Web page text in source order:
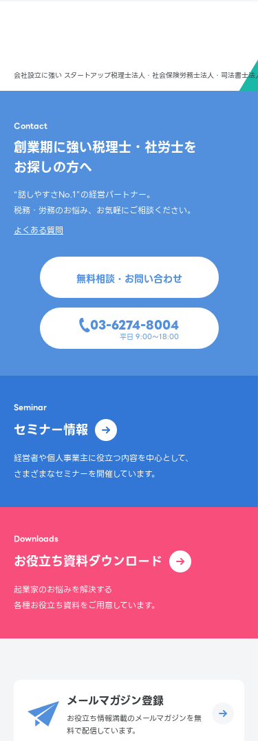
会社設立に強い スタートアップ税理士法人・社会保険労務士法人・司法書士法人
Contact
創業期に強い税理士・社労士を
お探しの方へ
“話しやすさNo.1”の経営パートナー。
税務・労務のお悩み、お気軽にご相談ください。
よくある質問
無料相談・お問い合わせ
03-6274-8004
平日 9:00～18:00
Seminar
セミナー情報
経営者や個人事業主に役立つ内容を中心として、
さまざまなセミナーを開催しています。
Downloads
お役立ち資料ダウンロード
起業家のお悩みを解決する
各種お役立ち資料をご用意しています。
メールマガジン登録
お役立ち情報満載のメールマガジンを無
料で配信しています。